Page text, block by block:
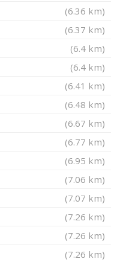
(6.36 km)
(6.37 km)
(6.4 km)
(6.4 km)
(6.41 km)
(6.48 km)
(6.67 km)
(6.77 km)
(6.95 km)
(7.06 km)
(7.07 km)
(7.26 km)
(7.26 km)
(7.26 km)